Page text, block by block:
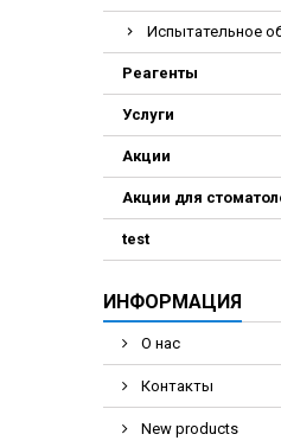
Испытательное
Реагенты
Услуги
Акции
Акции для
test
ИНФОРМАЦИЯ
О нас
Контакты
New products